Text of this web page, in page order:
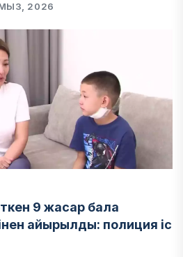
2026
9 жасар бала
айырылды: полиция іс